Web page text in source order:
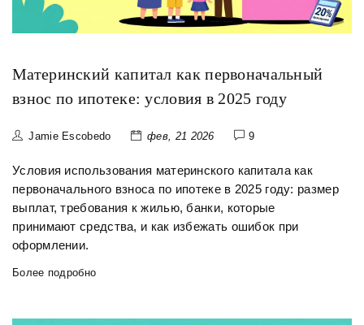
Материнский капитал как первоначальный
взнос по ипотеке: условия в 2025 году
Jamie Escobedo фев, 21 2026 9
Условия использования материнского капитала как
первоначального взноса по ипотеке в 2025 году: размер
выплат, требования к жилью, банки, которые
принимают средства, и как избежать ошибок при
оформлении.
Более подробно